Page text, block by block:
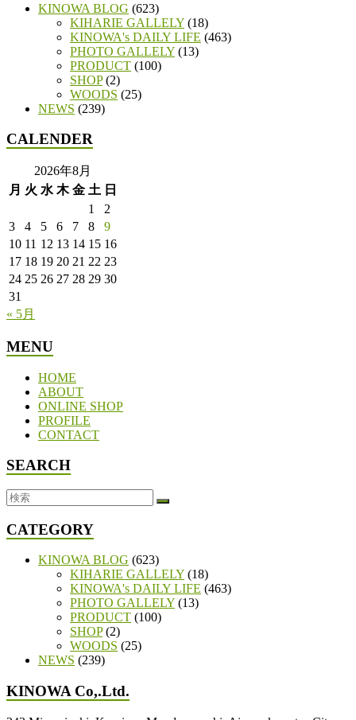
KINOWA BLOG (623)
KIHARIE GALLELY (18)
KINOWA's DAILY LIFE (463)
PHOTO GALLELY (13)
PRODUCT (100)
SHOP(2)
WOODS (25)
NEWS (239)
CALENDER
2026年8月
月 火 水 木 金 土 日
1
2
3
4 5 6 7 8
9
10 11 12 13 14 15 16
17 18 19 20 21 22 23
24 25 26 27 28 29 30
31
« 5月
MENU
HOME
ABOUT
ONLINE SHOP
PROFILE
CONTACT
SEARCH
CATEGORY
KINOWA BLOG (623)
KIHARIE GALLELY (18)
KINOWA's DAILY LIFE (463)
PHOTO GALLELY (13)
PRODUCT (100)
SHOP(2)
WOODS (25)
NEWS (239)
KINOWA Co,.Ltd.